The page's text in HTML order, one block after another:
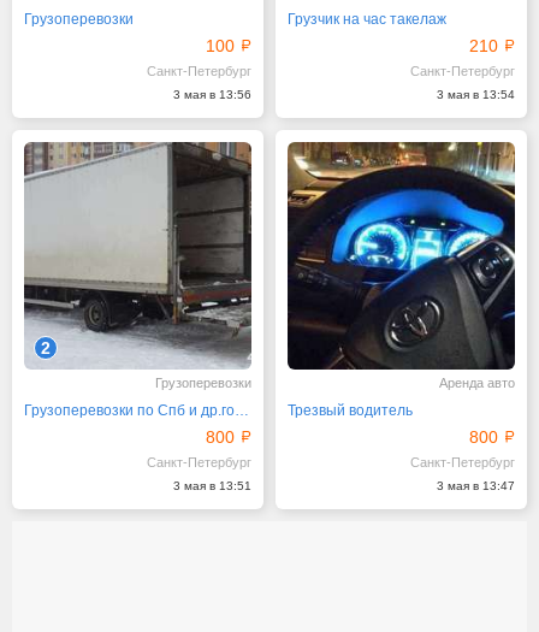
Грузоперевозки
100
Санкт-Петербург
3 мая в 13:56
Грузчик на час такелаж
210
Санкт-Петербург
3 мая в 13:54
2
Грузоперевозки
Грузоперевозки по Спб и др.городам.
800
Санкт-Петербург
3 мая в 13:51
Аренда авто
Трезвый водитель
800
Санкт-Петербург
3 мая в 13:47